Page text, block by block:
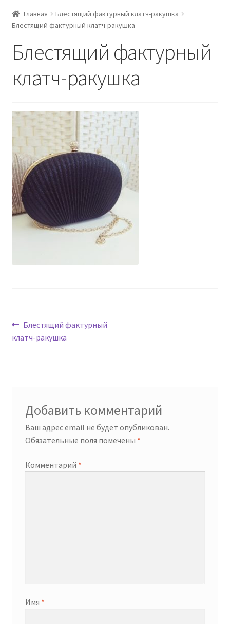
Главная
Блестящий фактурный клатч-ракушка
Блестящий фактурный клатч-ракушка
Блестящий фактурный
клатч-ракушка
Навигация
по
Предыдущая
запись:
Блестящий фактурный
клатч-ракушка
Добавить комментарий
Ваш адрес email не будет опубликован.
Обязательные поля помечены *
Комментарий *
Имя *